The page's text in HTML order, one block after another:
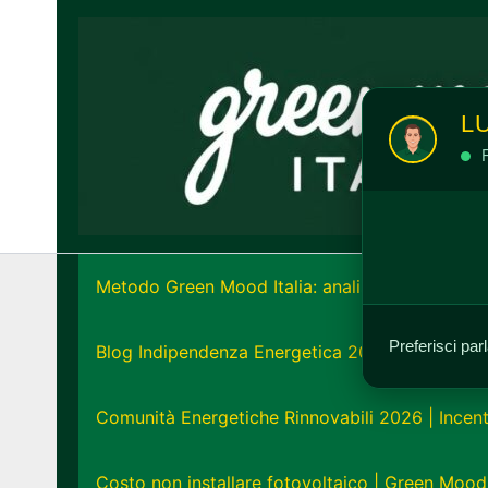
Preferisci
Metodo Green Mood Italia: analisi e strategia
Blog Indipendenza Energetica 2026: Unisciti
Comunità Energetiche Rinnovabili 2026 |
Costo non installare fotovoltaico | Green